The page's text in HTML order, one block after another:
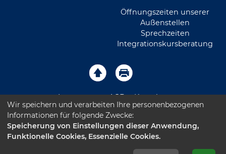
Öffnungszeiten unserer
Außenstellen
Sprechzeiten
Integrationskursberatung
Impressum AGB Kontakt
Sitemap Datenschutz Leichte Sprache
Barrierefreiheitserklärung
Wir speichern und verarbeiten Ihre personenbezogenen
Informationen für folgende Zwecke:
Speicherung von Einstellungen dieser Anwendung,
Funktionelle Cookies, Essenzielle Cookies.